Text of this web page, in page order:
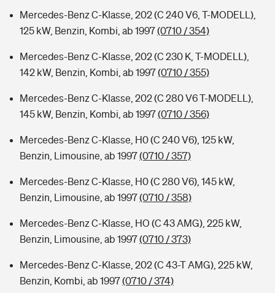
Mercedes-Benz C-Klasse, 202 (C 240 V6, T-MODELL),
125 kW, Benzin, Kombi, ab 1997(0710 / 354)
Mercedes-Benz C-Klasse, 202 (C 230 K, T-MODELL),
142 kW, Benzin, Kombi, ab 1997(0710 / 355)
Mercedes-Benz C-Klasse, 202 (C 280 V6 T-MODELL),
145 kW, Benzin, Kombi, ab 1997(0710 / 356)
Mercedes-Benz C-Klasse, H0 (C 240 V6), 125 kW,
Benzin, Limousine, ab 1997(0710 / 357)
Mercedes-Benz C-Klasse, H0 (C 280 V6), 145 kW,
Benzin, Limousine, ab 1997(0710 / 358)
Mercedes-Benz C-Klasse, HO (C 43 AMG), 225 kW,
Benzin, Limousine, ab 1997(0710 / 373)
Mercedes-Benz C-Klasse, 202 (C 43-T AMG), 225 kW,
Benzin, Kombi, ab 1997(0710 / 374)